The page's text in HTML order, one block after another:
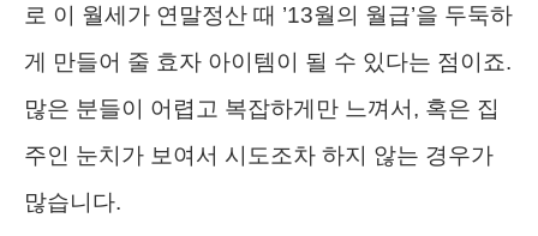
로 이 월세가 연말정산 때 ’13월의 월급’을 두둑하
게 만들어 줄 효자 아이템이 될 수 있다는 점이죠.
많은 분들이 어렵고 복잡하게만 느껴서, 혹은 집
주인 눈치가 보여서 시도조차 하지 않는 경우가
많습니다.